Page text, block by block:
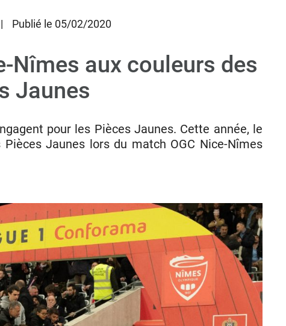
| Publié le 05/02/2020
Nîmes aux couleurs des
Jaunes
pour les Pièces Jaunes. Cette année, le
Jaunes lors du match OGC Nice-Nîmes